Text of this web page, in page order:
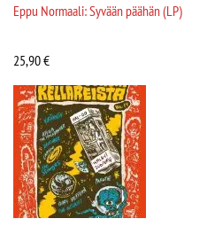
Eppu Normaali: Syvään päähän (LP)
25,90€